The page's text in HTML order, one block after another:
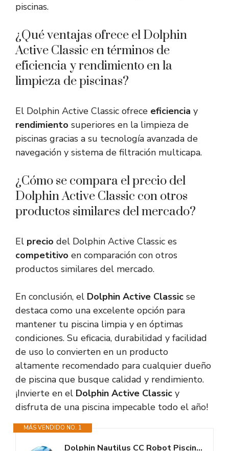
piscinas.
¿Qué ventajas ofrece el Dolphin
Active Classic en términos de
eficiencia y rendimiento en la
limpieza de piscinas?
El Dolphin Active Classic ofrece eficiencia y
rendimiento superiores en la limpieza de
piscinas gracias a su tecnología avanzada de
navegación y sistema de filtración multicapa.
¿Cómo se compara el precio del
Dolphin Active Classic con otros
productos similares del mercado?
El precio del Dolphin Active Classic es
competitivo en comparación con otros
productos similares del mercado.
En conclusión, el Dolphin Active Classic se
destaca como una excelente opción para
mantener tu piscina limpia y en óptimas
condiciones. Su eficacia, durabilidad y facilidad
de uso lo convierten en un producto
altamente recomendado para cualquier dueño
de piscina que busque calidad y rendimiento.
¡Invierte en el Dolphin Active Classic y
disfruta de una piscina impecable todo el año!
MÁS VENDIDO NO. 1
Dolphin Nautilus CC Robot Piscina Limpiafondos y Paredes para Piscinas...